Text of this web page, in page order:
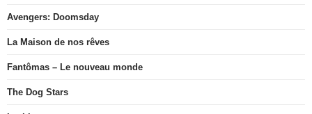
Avengers: Doomsday
La Maison de nos rêves
Fantômas – Le nouveau monde
The Dog Stars